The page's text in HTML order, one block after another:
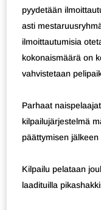
pyydetään
asti
ilmoittautumisia
kokonaismäärä on
vahvistetaan
Parhaat
kilpailujärjestelmä
päättymisen
Kilpailu pelataan
laadituilla